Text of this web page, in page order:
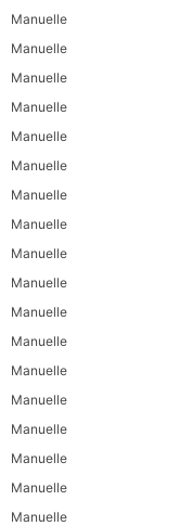
Manuelle
Manuelle
Manuelle
Manuelle
Manuelle
Manuelle
Manuelle
Manuelle
Manuelle
Manuelle
Manuelle
Manuelle
Manuelle
Manuelle
Manuelle
Manuelle
Manuelle
Manuelle